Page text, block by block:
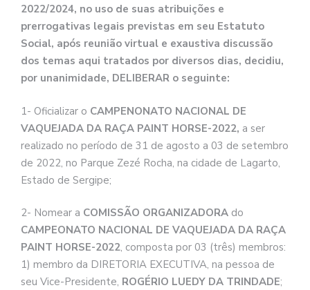
2022/2024, no uso de suas atribuições e
prerrogativas legais previstas em seu Estatuto
Social, após reunião virtual e exaustiva discussão
dos temas aqui tratados por diversos dias, decidiu,
por unanimidade, DELIBERAR o seguinte:
1- Oficializar o CAMPENONATO NACIONAL DE
VAQUEJADA DA RAÇA PAINT HORSE-2022, a ser
realizado no período de 31 de agosto a 03 de setembro
de 2022, no Parque Zezé Rocha, na cidade de Lagarto,
Estado de Sergipe;
2- Nomear a COMISSÃO ORGANIZADORA do
CAMPEONATO NACIONAL DE VAQUEJADA DA RAÇA
PAINT HORSE-2022, composta por 03 (três) membros:
1) membro da DIRETORIA EXECUTIVA, na pessoa de
seu Vice-Presidente, ROGÉRIO LUEDY DA TRINDADE;